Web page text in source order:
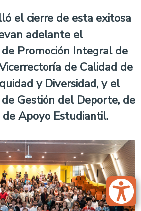
el cierre de esta exitosa
adelante el
Promoción Integral de
de Calidad de
y Diversidad, y el
Gestión del Deporte, de
Apoyo Estudiantil.